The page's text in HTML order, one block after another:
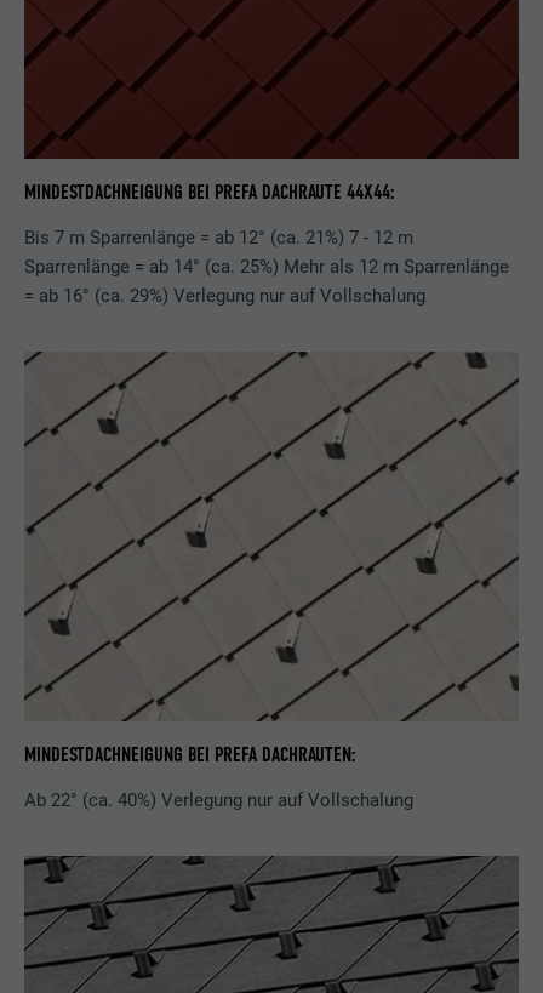
MINDESTDACHNEIGUNG BEI PREFA DACHRAUTE 44X44:
Bis 7 m Sparrenlänge = ab 12° (ca. 21%) 7 - 12 m
Sparrenlänge = ab 14° (ca. 25%) Mehr als 12 m Sparrenlänge
= ab 16° (ca. 29%) Verlegung nur auf Vollschalung
MINDESTDACHNEIGUNG BEI PREFA DACHRAUTEN:
Ab 22° (ca. 40%) Verlegung nur auf Vollschalung